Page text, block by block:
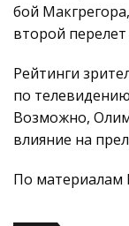
бой
второй перелет
Рейтинги
по
Возможно,
влияние на
По материалам